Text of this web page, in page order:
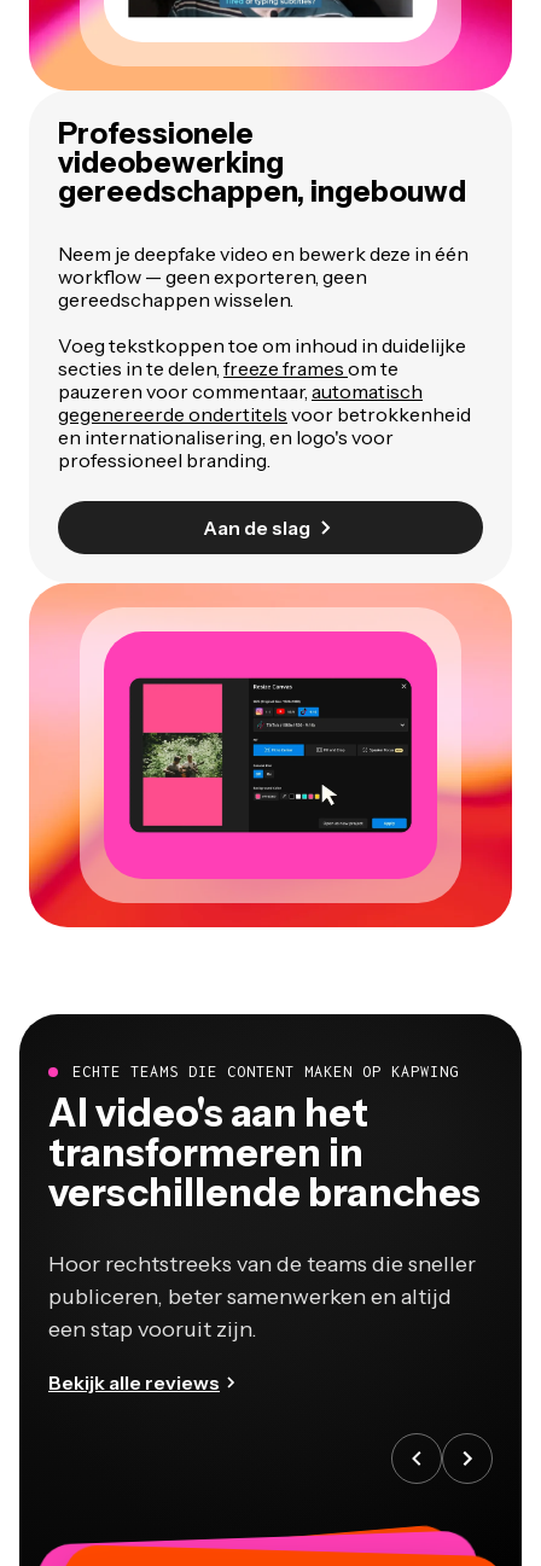
Professionele
videobewerking
gereedschappen, ingebouwd
Neem je deepfake video en bewerk deze in één
workflow — geen exporteren, geen
gereedschappen wisselen.
Voeg tekstkoppen toe om inhoud in duidelijke
secties in te delen, freeze frames om te
pauzeren voor commentaar, automatisch
gegenereerde ondertitels voor betrokkenheid
en internationalisering, en logo's voor
professioneel branding.
Aan de slag
ECHTE TEAMS DIE CONTENT MAKEN OP KAPWING
Al video's aan het
transformeren in
verschillende branches
Hoor rechtstreeks van de teams die sneller
publiceren, beter samenwerken en altijd
een stap vooruit zijn.
Bekijk alle reviews